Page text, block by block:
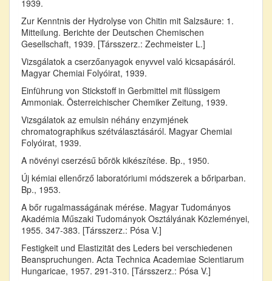
1939.
Zur Kenntnis der Hydrolyse von Chitin mit Salzsäure: 1.
Mitteilung. Berichte der Deutschen Chemischen
Gesellschaft, 1939. [Társszerz.: Zechmeister L.]
Vizsgálatok a cserzőanyagok enyvvel való kicsapásáról.
Magyar Chemiai Folyóirat, 1939.
Einführung von Stickstoff in Gerbmittel mit flüssigem
Ammoniak. Österreichischer Chemiker Zeitung, 1939.
Vizsgálatok az emulsin néhány enzymjének
chromatographikus szétválasztásáról. Magyar Chemiai
Folyóirat, 1939.
A növényi cserzésű bőrök kikészítése. Bp., 1950.
Új kémiai ellenőrző laboratóriumi módszerek a bőriparban.
Bp., 1953.
A bőr rugalmasságának mérése. Magyar Tudományos
Akadémia Műszaki Tudományok Osztályának Közleményei,
1955. 347-383. [Társszerz.: Pósa V.]
Festigkeit und Elastizität des Leders bei verschiedenen
Beanspruchungen. Acta Technica Academiae Scientiarum
Hungaricae, 1957. 291-310. [Társszerz.: Pósa V.]